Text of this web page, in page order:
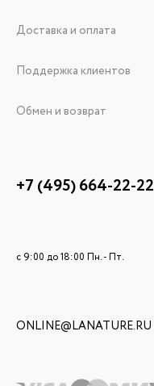
Доставка и оплата
Поддержка клиентов
Обмен и возврат
+7 (495) 664-22-22
c 9:00 до 18:00 Пн. - Пт.
ONLINE@LANATURE.RU